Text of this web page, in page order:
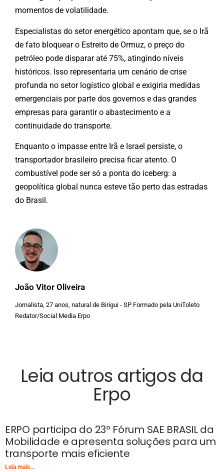
João Vitor Oliveira
Jornalista, 27 anos, natural de Birigui - SP Formado pela UniToleto
Redator/Social Media Erpo
momentos de volatilidade.
Especialistas do setor energético apontam que, se o Irã
de fato bloquear o Estreito de Ormuz, o preço do
petróleo pode disparar até 75%, atingindo níveis
históricos. Isso representaria um cenário de crise
profunda no setor logístico global e exigiria medidas
emergenciais por parte dos governos e das grandes
empresas para garantir o abastecimento e a
continuidade do transporte.
Enquanto o impasse entre Irã e Israel persiste, o
transportador brasileiro precisa ficar atento. O
combustível pode ser só a ponta do iceberg: a
geopolítica global nunca esteve tão perto das estradas
do Brasil.
Leia outros artigos da
Erpo
ERPO participa do 23º Fórum SAE BRASIL da
Mobilidade e apresenta soluções para um
transporte mais eficiente
Leia mais...